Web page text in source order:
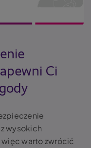
Ci
wysokich
więc warto zwrócić